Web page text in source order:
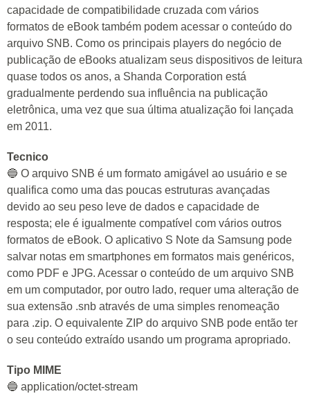
capacidade de compatibilidade cruzada com vários
formatos de eBook também podem acessar o conteúdo do
arquivo SNB. Como os principais players do negócio de
publicação de eBooks atualizam seus dispositivos de leitura
quase todos os anos, a Shanda Corporation está
gradualmente perdendo sua influência na publicação
eletrônica, uma vez que sua última atualização foi lançada
em 2011.
Tecnico
🔵 O arquivo SNB é um formato amigável ao usuário e se
qualifica como uma das poucas estruturas avançadas
devido ao seu peso leve de dados e capacidade de
resposta; ele é igualmente compatível com vários outros
formatos de eBook. O aplicativo S Note da Samsung pode
salvar notas em smartphones em formatos mais genéricos,
como PDF e JPG. Acessar o conteúdo de um arquivo SNB
em um computador, por outro lado, requer uma alteração de
sua extensão .snb através de uma simples renomeação
para .zip. O equivalente ZIP do arquivo SNB pode então ter
o seu conteúdo extraído usando um programa apropriado.
Tipo MIME
🔵 application/octet-stream